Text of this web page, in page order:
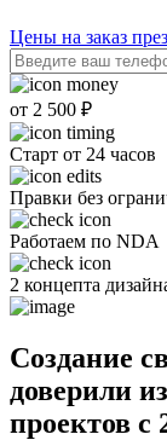
Цены на заказ
от 2 500 ₽
Старт от 24 часов
Правки без
Работаем по NDA
2 концепта
Создание
доверили
проектов с